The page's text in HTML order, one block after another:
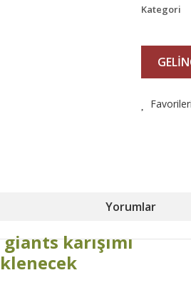
Kategori
Yorumlar
karışımı